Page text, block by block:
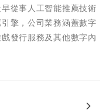
從事人工智能推薦技術
擎，公司業務涵蓋數字
發行服務及其他數字內